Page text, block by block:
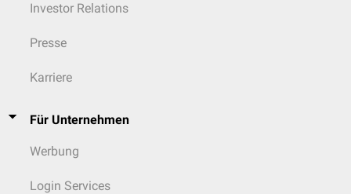
Investor Relations
Presse
Karriere
Für Unternehmen
Werbung
Login Services